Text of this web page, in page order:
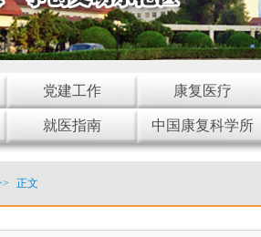
党建工作 康复医疗
就医指南 中国康复科学所
正文